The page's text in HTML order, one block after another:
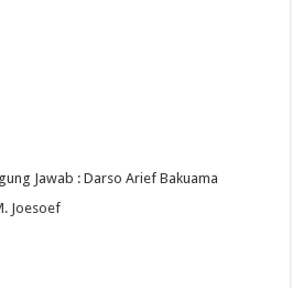
Jawab : Darso Arief Bakuama
Joesoef